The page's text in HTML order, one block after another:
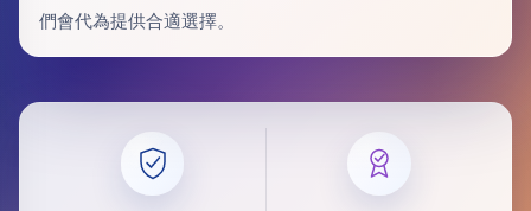
們會代為提供合適選擇。